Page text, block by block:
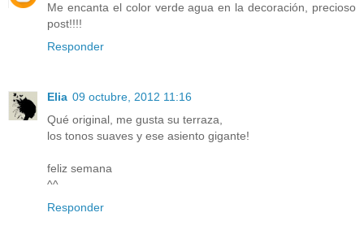
Me encanta el color verde agua en la decoración, precioso
post!!!!
Responder
Elia 09 octubre, 2012 11:16
Qué original, me gusta su terraza,
los tonos suaves y ese asiento gigante!
feliz semana
^^
Responder